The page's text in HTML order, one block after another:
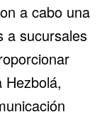
a cabo una
a sucursales